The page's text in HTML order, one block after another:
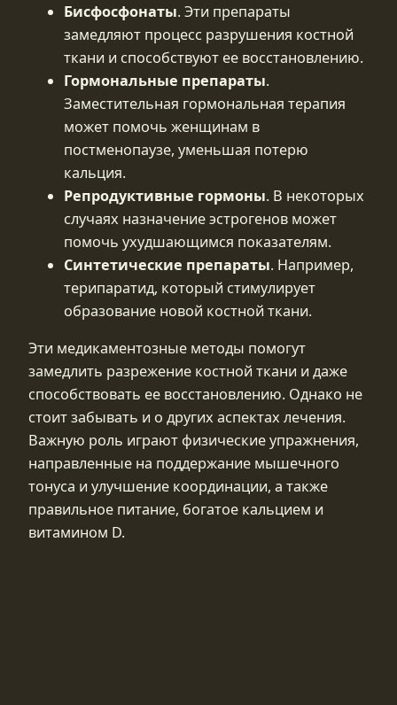
Бисфосфонаты. Эти препараты
замедляют процесс разрушения костной
ткани и способствуют ее восстановлению.
Гормональные препараты.
Заместительная гормональная терапия
может помочь женщинам в
постменопаузе, уменьшая потерю
кальция.
Репродуктивные гормоны. В некоторых
случаях назначение эстрогенов может
помочь ухудшающимся показателям.
Синтетические препараты. Например,
терипаратид, который стимулирует
образование новой костной ткани.
Эти медикаментозные методы помогут
замедлить разрежение костной ткани и даже
способствовать ее восстановлению. Однако не
стоит забывать и о других аспектах лечения.
Важную роль играют физические упражнения,
направленные на поддержание мышечного
тонуса и улучшение координации, а также
правильное питание, богатое кальцием и
витамином D.